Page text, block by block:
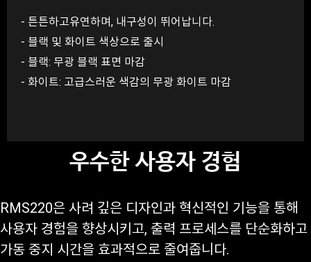
- 튼튼하고유연하며, 내구성이 뛰어납니다.
- 블랙 및 화이트 색상으로 출시
- 블랙: 무광 블랙 표면 마감
- 화이트: 고급스러운 색감의 무광 화이트 마감
우수한 사용자 경험
RMS220은 사려 깊은 디자인과 혁신적인 기능을 통해
사용자 경험을 향상시키고, 출력 프로세스를 단순화하고
가동 중지 시간을 효과적으로 줄여줍니다.